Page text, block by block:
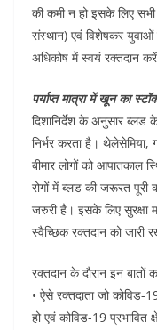
की कमी न हो इसके लिए
संस्थान) एवं विशेषकर युवाओं
अधिकोष में स्वयं रक्तदान
पर्याप्त मात्रा में खून का
दिशानिर्देश के अनुसार ब्लड
निर्भर करता है। थेलेसेमिया,
बीमार लोगों को आपातकाल
रोगों में ब्लड की जरूरत पूरी
जरुरी है। इसके लिए सुरक्षा
स्वैच्छिक रक्तदान को
रक्तदान के दौरान इन बातों
• ऐसे रक्तदाता जो कोविड-
हो एवं कोविड-19 प्रभावित